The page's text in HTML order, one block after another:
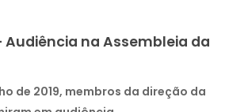
Audiência na Assembleia da
de 2019, membros da direção da